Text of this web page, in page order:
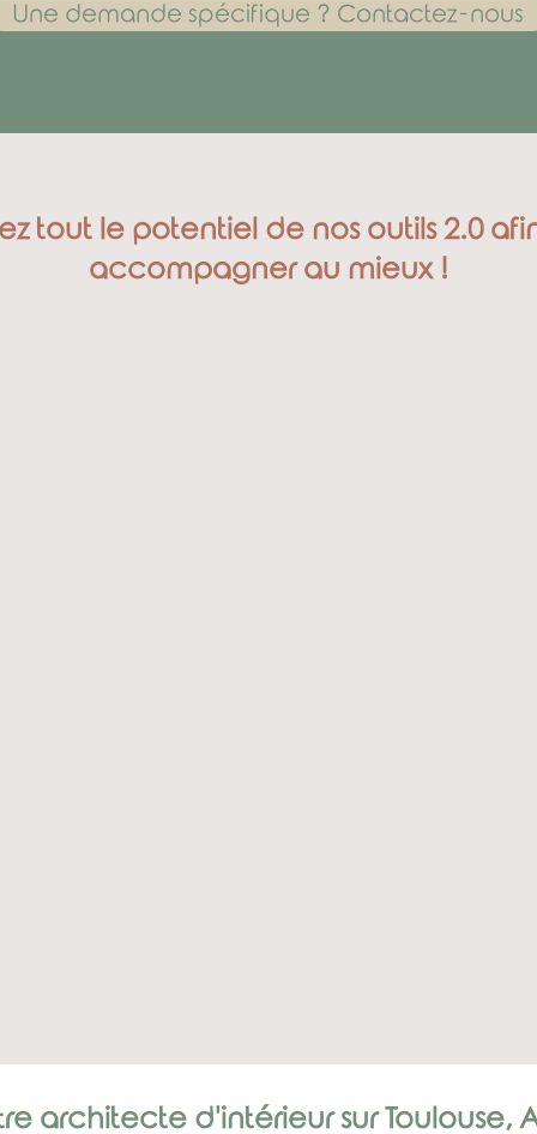
Une demande spécifique ? Contactez-nous
tout le potentiel de nos outils 2.0
accompagner au mieux !
architecte d'intérieur sur Toulouse,